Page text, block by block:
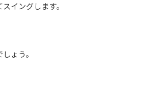
イングします。
ょう。